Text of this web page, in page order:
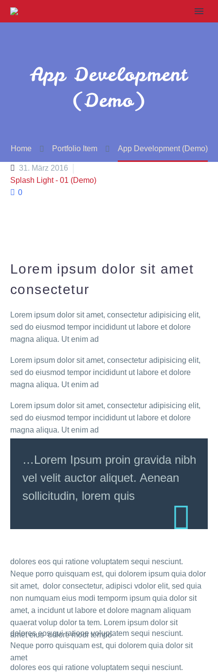
App Development
(Demo)
Home Portfolio Item App Development (Demo)
31. März 2016
Splash Light - 01 (Demo)
0
Lorem ipsum dolor sit amet
consectetur
Lorem ipsum dolor sit amet, consectetur adipisicing elit,
sed do eiusmod tempor incididunt ut labore et dolore
magna aliqua. Ut enim ad
Lorem ipsum dolor sit amet, consectetur adipisicing elit,
sed do eiusmod tempor incididunt ut labore et dolore
magna aliqua. Ut enim ad
Lorem ipsum dolor sit amet, consectetur adipisicing elit,
sed do eiusmod tempor incididunt ut labore et dolore
magna aliqua. Ut enim ad
…Lorem Ipsum proin gravida nibh
vel velit auctor aliquet. Aenean
sollicitudin, lorem quis
dolores eos qui ratione voluptatem sequi nesciunt.
Neque porro quisquam est, qui dolorem ipsum quia dolor
sit amet, dolor consectetur, adipisci vdolor elit, sed quia
non numquam eius modi temporm ipsum quia dolor sit
amet, a incidunt ut labore et dolore magnam aliquam
quaerat volup dolor ta tem. Lorem ipsum dolor sit
amet eius dolore modi tempo
dolores eos qui ratione voluptatem sequi nesciunt.
Neque porro quisquam est, qui dolorem quia dolor sit
amet
dolores eos qui ratione voluptatem sequi nesciunt.